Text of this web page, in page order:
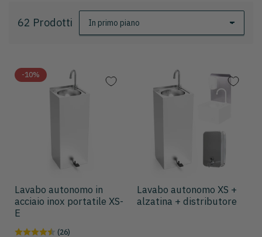
r
p
62 Prodotti
-10%
Lavabo autonomo in
acciaio inox portatile XS-
E
(26)
Lavabo autonomo XS +
alzatina + distributore